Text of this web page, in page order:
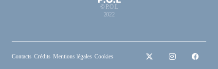
© P.O.L
2022
Contacts Crédits Mentions légales Cookies